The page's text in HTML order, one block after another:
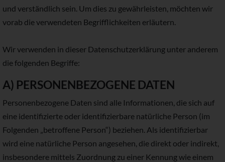
und verständlich sein. Um dies zu gewährleisten, möchten wir
vorab die verwendeten Begrifflichkeiten erläutern.
Wir verwenden in dieser Datenschutzerklärung unter anderem
die folgenden Begriffe:
A) PERSONENBEZOGENE DATEN
Personenbezogene Daten sind alle Informationen, die sich auf
eine identifizierte oder identifizierbare natürliche Person (im
Folgenden „betroffene Person“) beziehen. Als identifizierbar
wird eine natürliche Person angesehen, die direkt oder indirekt,
insbesondere mittels Zuordnung zu einer Kennung wie einem